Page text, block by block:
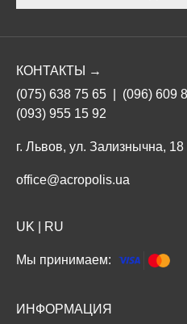
КОНТАКТЫ →
(075) 638 75 65
(096) 609
(093) 955 15 92
г. Львов, ул. Зализнычна, 18
office@acropolis.ua
UK RU
Мы принимаем:
ИНФОРМАЦИЯ